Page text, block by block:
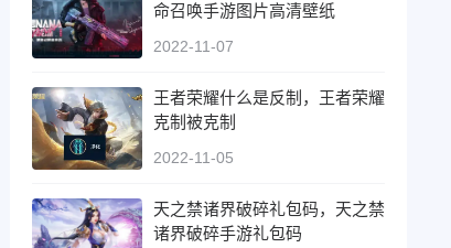
命召唤手游图片高清壁纸
2022-11-07
王者荣耀什么是反制，王者荣耀
克制被克制
2022-11-05
天之禁诸界破碎礼包码，天之禁
诸界破碎手游礼包码